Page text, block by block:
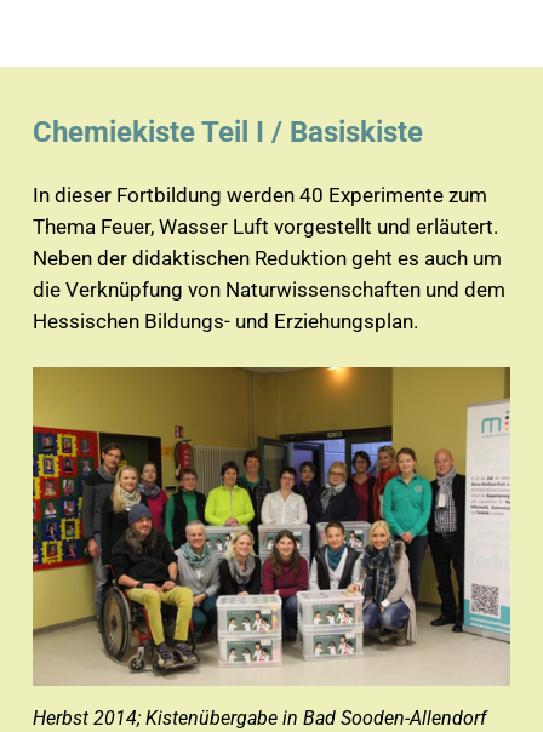
Herbst 2014; Kistenübergabe in Bad Sooden-Allendorf
Chemiekiste Teil I / Basiskiste
In dieser Fortbildung werden 40 Experimente zum
Thema Feuer, Wasser Luft vorgestellt und erläutert.
Neben der didaktischen Reduktion geht es auch um
die Verknüpfung von Naturwissenschaften und dem
Hessischen Bildungs- und Erziehungsplan.